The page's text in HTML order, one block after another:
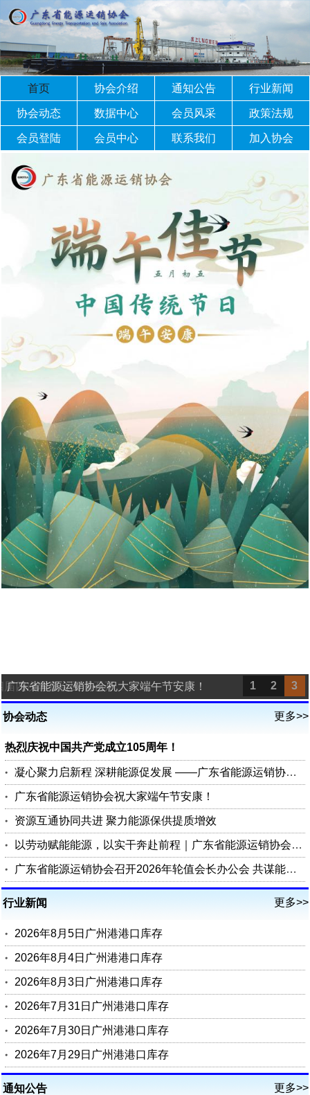
首页 协会介绍 通知公告 行业新闻
协会动态 数据中心 会员风采 政策法规
会员登陆 会员中心 联系我们 加入协会
1 2 3
四次理事会圆满召开
广东省能源运销协会祝大家端午节安康！
更多>>
协会动态
热烈庆祝中国共产党成立105周年！
凝心聚力启新程 深耕能源促发展 ——广东省能源运销协会第四届四次理事会圆满召开
广东省能源运销协会祝大家端午节安康！
资源互通协同共进 聚力能源保供提质增效
以劳动赋能能源，以实干奔赴前程｜广东省能源运销协会祝您五一劳动节快乐
广东省能源运销协会召开2026年轮值会长办公会 共谋能源行业高质量发展
更多>>
行业新闻
2026年8月5日广州港港口库存
2026年8月4日广州港港口库存
2026年8月3日广州港港口库存
2026年7月31日广州港港口库存
2026年7月30日广州港港口库存
2026年7月29日广州港港口库存
更多>>
通知公告